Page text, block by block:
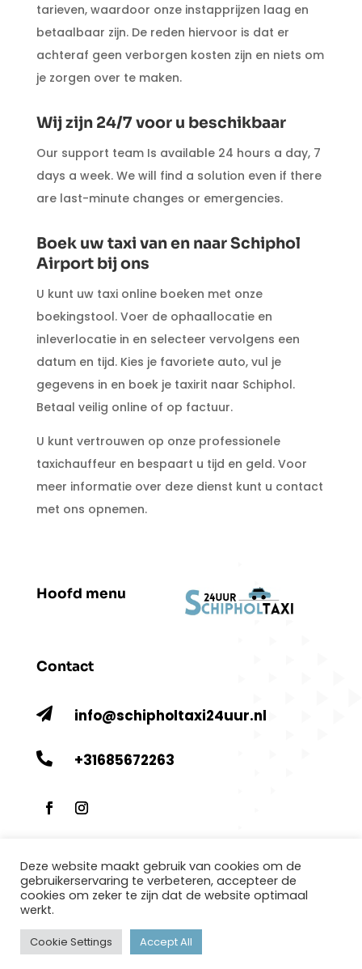
tarieven, waardoor onze instapprijzen laag en
betaalbaar zijn. De reden hiervoor is dat er
achteraf geen verborgen kosten zijn en niets om
je zorgen over te maken.
Wij zijn 24/7 voor u beschikbaar
Our support team Is available 24 hours a day, 7
days a week. We will find a solution even if there
are last-minute changes or emergencies.
Boek uw taxi van en naar Schiphol
Airport bij ons
U kunt uw taxi online boeken met onze
boekingstool. Voer de ophaallocatie en
inleverlocatie in en selecteer vervolgens een
datum en tijd. Kies je favoriete auto, vul je
gegevens in en boek je taxirit naar Schiphol.
Betaal veilig online of op factuur.
U kunt vertrouwen op onze professionele
taxichauffeur en bespaart u tijd en geld. Voor
meer informatie over deze dienst kunt u contact
met ons opnemen.
Hoofd menu
Contact
 info@schipholtaxi24uur.nl
 +31685672263
Copyright (©) 2021schipholtaxi24uur.nl
Deze website maakt gebruik van cookies om de
gebruikerservaring te verbeteren, accepteer de
cookies om zeker te zijn dat de website optimaal
werkt.
Cookie Settings Accept All